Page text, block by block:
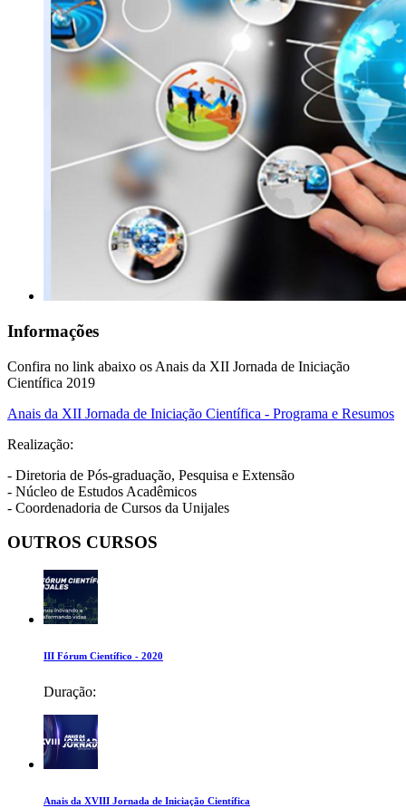
Informações
Confira no link abaixo os Anais da XII Jornada de Iniciação
Científica 2019
Anais da XII Jornada de Iniciação Científica - Programa e Resumos
Realização:
- Diretoria de Pós-graduação, Pesquisa e Extensão
- Núcleo de Estudos Acadêmicos
- Coordenadoria de Cursos da Unijales
OUTROS CURSOS
III Fórum Científico - 2020
Duração:
Anais da XVIII Jornada de Iniciação Científica